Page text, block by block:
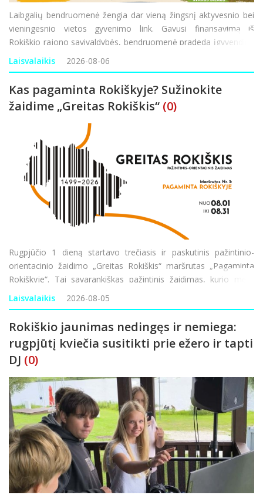
Laibgalių bendruomenė žengia dar vieną žingsnį aktyvesnio bei
vieningesnio vietos gyvenimo link. Gavusi finansavimą iš
Rokiškio rajono savivaldybės, bendruomenė pradeda įgyvendinti
projektą „Aktyvi bendruomenė – stipri bendruomenė“. Ši
iniciatyva finansuojama
Laisvalaikis 2026-08-06
Kas pagaminta Rokiškyje? Sužinokite
žaidime „Greitas Rokiškis“ (0)
Rugpjūčio 1 dieną startavo trečiasis ir paskutinis pažintinio-
orientacinio žaidimo „Greitas Rokiškis“ maršrutas „Pagaminta
Rokiškyje“. Tai savarankiškas pažintinis žaidimas, kurio metu
pažinsite Rokiškį ir sprendžiant užduotis pažvelgsite į
Laisvalaikis 2026-08-05
Rokiškio jaunimas nedingęs ir nemiega:
rugpjūtį kviečia susitikti prie ežero ir tapti
DJ (0)